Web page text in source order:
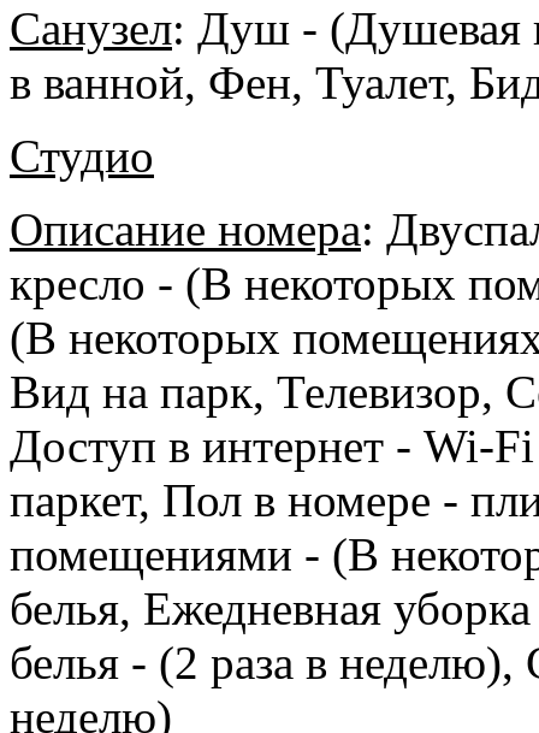
Санузел: Душ - (Душевая
в ванной, Фен, Туалет,
Студио
Описание номера:
кресло - (В некоторых
(В некоторых
Вид на парк, Телевизор,
Доступ в интернет - Wi-
паркет, Пол в номере -
помещениями - (В
белья, Ежедневная
белья - (2 раза в неделю),
неделю)